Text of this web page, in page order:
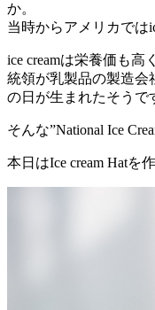
か。
当時からアメリカでは
ice creamは栄養価も
統領が乳製品の製造会
の日が生まれたそうで
そんな”National Ice
本日はIce cream Hatを